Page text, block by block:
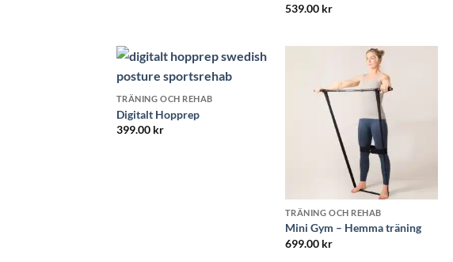
Betygsatt
539.00 kr
TRÄNING OCH REHAB
Digitalt Hopprep
399.00 kr
TRÄNING OCH REHAB
Mini Gym – Hemma träning
699.00 kr